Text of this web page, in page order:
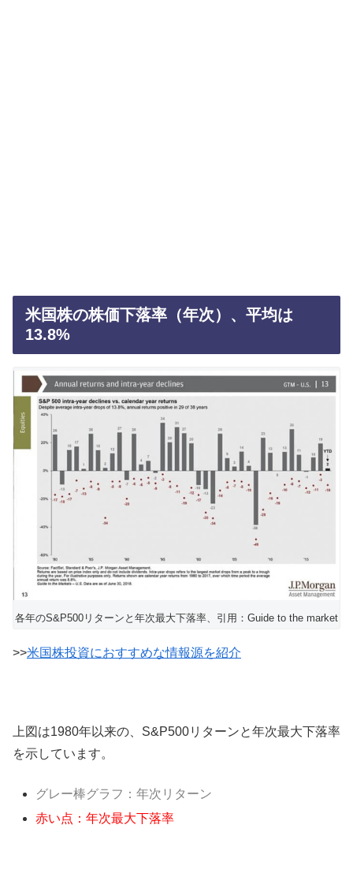
米国株の株価下落率（年次）、平均は
13.8%
各年のS&P500リターンと年次最大下落率、引用：Guide to the market
>>米国株投資におすすめな情報源を紹介
上図は1980年以来の、S&P500リターンと年次最大下落率
を示しています。
グレー棒グラフ：年次リターン
赤い点：年次最大下落率